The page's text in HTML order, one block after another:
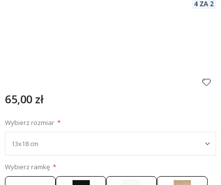
65,00 zł
Wybierz rozmiar
Wybierz ramkę